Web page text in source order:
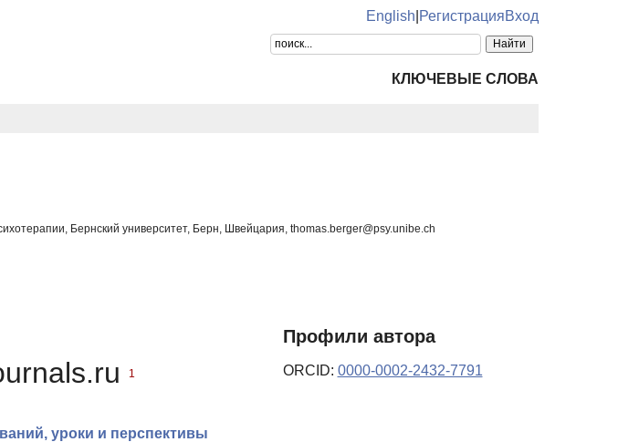
English РегистрацияВход
КЛЮЧЕВЫЕ СЛОВА
Бернский университет, Берн, Швейцария, thomas.berger@psy.unibe.ch
1
уроки и перспективы
Профили автора
ORCID: 0000-0002-2432-7791